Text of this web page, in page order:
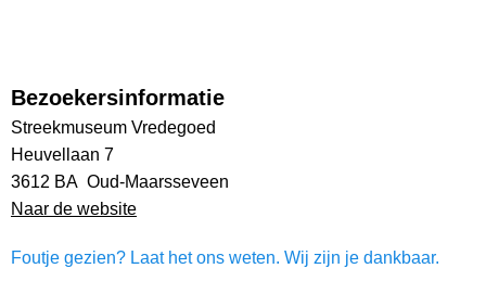
Bezoekersinformatie
Streekmuseum Vredegoed
Heuvellaan 7
3612 BA Oud-Maarsseveen
Naar de website
Foutje gezien? Laat het ons weten. Wij zijn je dankbaar.